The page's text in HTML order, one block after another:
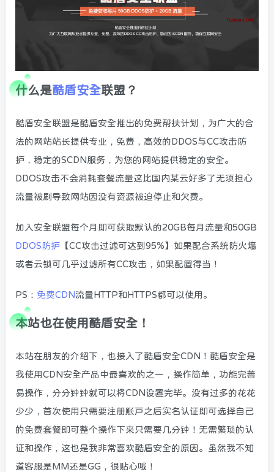
什么是酷盾安全联盟？
酷盾安全联盟是酷盾安全推出的免费帮扶计划，为广大的合
法的网站站长提供专业，免费，高效的DDOS与CC攻击防
护，稳定的SCDN服务，为您的网站提供稳定的安全。
DDOS攻击不会消耗套餐流量这比国内某云好多了无须担心
流量被刷导致网站因没有资源被迫停止和欠费。
加入安全联盟每个月即可获取默认的20GB每月流量和50GB
DDOS防护 【CC攻击过滤可达到95%】如果配合系统防火墙
或者云锁可几乎过滤所有CC攻击，如果配置得当！
PS： 免费CDN 流量HTTP和HTTPS都可以使用。
本站也在使用酷盾安全！
本站在朋友的介绍下，也接入了酷盾安全CDN！酷盾安全是
我使用CDN安全产品中最喜欢的之一，操作简单，功能完善
易操作，分分钟钟就可以将CDN设置完毕。没有过多的花花
少少，首次使用只需要注册账户之后实名认证即可选择自己
的免费套餐即可整个操作下来只需要几分钟！无需繁琐的认
证和操作，这也是我非常喜欢酷盾安全的原因。虽然我不知
道客服是MM还是GG，很贴心哦！